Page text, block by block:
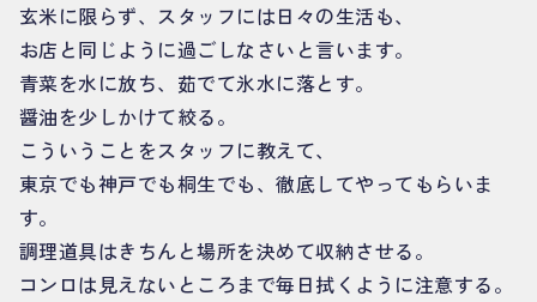
玄米に限らず、スタッフには日々の生活も、
お店と同じように過ごしなさいと言います。
青菜を水に放ち、茹でて氷水に落とす。
醤油を少しかけて絞る。
こういうことをスタッフに教えて、
東京でも神戸でも桐生でも、徹底してやってもらいま
す。
調理道具はきちんと場所を決めて収納させる。
コンロは見えないところまで毎日拭くように注意する。